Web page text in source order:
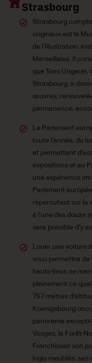
Strasbourg
Strasbourg
originaux est le
de l’Illustration,
Marseillaise. Il
que Tomi
Strasbourg, a
œuvres,
permanence,
Le Parlement
toute l’année, du
et permettent
expositions et au
une expérience
Parlement
répercutent sur la
à l’une des douze
sera possible d’y
Louer une voiture
vous permettra de
hauts-lieux ne
pleinement ce
757 mètres
Koenigsbourg
panorama
Vosges, la Forêt-
Franchissez son
logis meublés, ses